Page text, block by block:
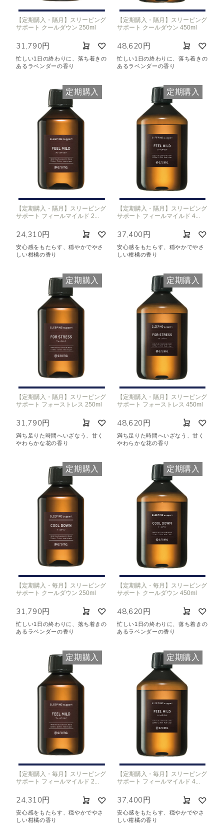
【定期購入・隔月】スリーピング
サポート クールダウン 250ml
31,790円
忙しい1日の終わりに、落ち着きの
あるラベンダーの香り
【定期購入・隔月】スリーピング
サポート クールダウン 450ml
48,620円
忙しい1日の終わりに、落ち着きの
あるラベンダーの香り
定期購入
【定期購入・隔月】スリーピング
サポート フィールマイルド 2...
24,310円
安心感をもたらす、穏やかでやさ
しい柑橘の香り
定期購入
【定期購入・隔月】スリーピング
サポート フィールマイルド 4...
37,400円
安心感をもたらす、穏やかでやさ
しい柑橘の香り
定期購入
【定期購入・隔月】スリーピング
サポート フォーストレス 250ml
31,790円
満ち足りた時間へいざなう、甘く
やわらかな花の香り
定期購入
【定期購入・隔月】スリーピング
サポート フォーストレス 450ml
48,620円
満ち足りた時間へいざなう、甘く
やわらかな花の香り
定期購入
【定期購入・毎月】スリーピング
サポート クールダウン 250ml
31,790円
忙しい1日の終わりに、落ち着きの
あるラベンダーの香り
定期購入
【定期購入・毎月】スリーピング
サポート クールダウン 450ml
48,620円
忙しい1日の終わりに、落ち着きの
あるラベンダーの香り
定期購入
【定期購入・毎月】スリーピング
サポート フィールマイルド 2...
24,310円
安心感をもたらす、穏やかでやさ
しい柑橘の香り
定期購入
【定期購入・毎月】スリーピング
サポート フィールマイルド 4...
37,400円
安心感をもたらす、穏やかでやさ
しい柑橘の香り